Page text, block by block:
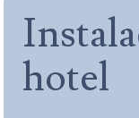
hotel